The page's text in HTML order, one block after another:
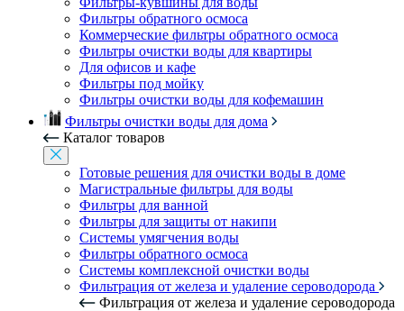
Фильтры обратного осмоса
Коммерческие фильтры обратного осмоса
Фильтры очистки воды для квартиры
Для офисов и кафе
Фильтры под мойку
Фильтры очистки воды для кофемашин
Фильтры очистки воды для дома
Каталог товаров
Готовые решения для очистки воды в доме
Магистральные фильтры для воды
Фильтры для ванной
Фильтры для защиты от накипи
Системы умягчения воды
Фильтры обратного осмоса
Системы комплексной очистки воды
Фильтрация от железа и удаление сероводорода
Фильтрация от железа и удаление сероводорода